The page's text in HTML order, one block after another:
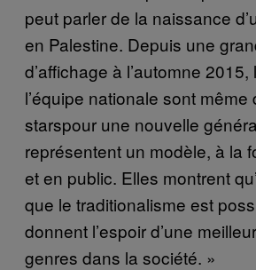
peut parler de la naissance
en Palestine. Depuis une
d’affichage à l’automne
l’équipe nationale sont même
starspour une nouvelle
représentent un modèle, à la
et en public. Elles montrent
que le traditionalisme est
donnent l’espoir d’une
genres dans la société. »